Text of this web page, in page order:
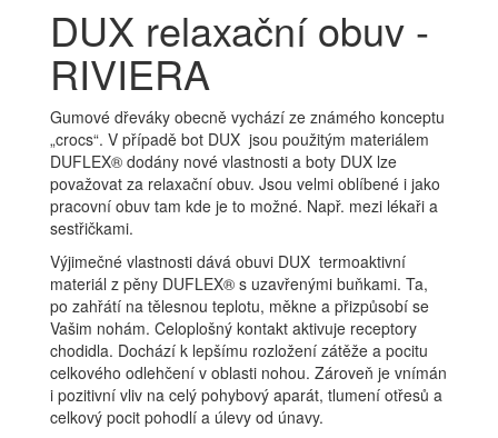
DUX relaxační obuv -
RIVIERA
Gumové dřeváky obecně vychází ze známého konceptu
„crocs“. V případě bot DUX jsou použitým materiálem
DUFLEX® dodány nové vlastnosti a boty DUX lze
považovat za relaxační obuv. Jsou velmi oblíbené i jako
pracovní obuv tam kde je to možné. Např. mezi lékaři a
sestřičkami.
Výjimečné vlastnosti dává obuvi DUX termoaktivní
materiál z pěny DUFLEX® s uzavřenými buňkami. Ta,
po zahřátí na tělesnou teplotu, měkne a přizpůsobí se
Vašim nohám. Celoplošný kontakt aktivuje receptory
chodidla. Dochází k lepšímu rozložení zátěže a pocitu
celkového odlehčení v oblasti nohou. Zároveň je vnímán
i pozitivní vliv na celý pohybový aparát, tlumení otřesů a
celkový pocit pohodlí a úlevy od únavy.